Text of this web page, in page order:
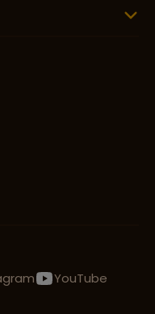
YouTube